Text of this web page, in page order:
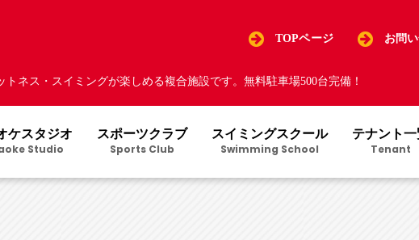
TOPページ お問
ネス・スイミングが楽しめる複合施設です。無料駐車場500台完備！
ケスタジオ
Studio
スポーツクラブ
Sports Club
スイミングスクール
Swimming School
テナント
Tenant